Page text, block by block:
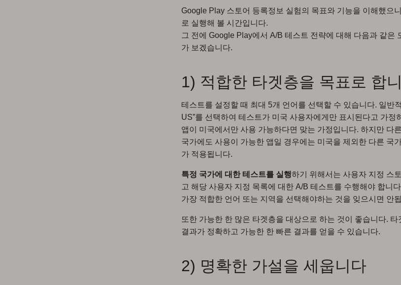
Google Play 스토어 등록정보 실험의 목표와 기능을 이해했으
로 실행해 볼 시간입니다.
그 전에 Google Play에서 A/B 테스트 전략에 대해 다음과 같은
가 보겠습니다.
1) 적합한 타겟층을 목표로 합
테스트를 설정할 때 최대 5개 언어를 선택할 수 있습니다. 일반
US”를 선택하여 테스트가 미국 사용자에게만 표시된다고 가정
앱이 미국에서만 사용 가능하다면 맞는 가정입니다. 하지만 다
국가에도 사용이 가능한 앱일 경우에는 미국을 제외한 다른 국
가 적용됩니다.
특정 국가에 대한 테스트를 실행하기 위해서는 사용자 지정 스
고 해당 사용자 지정 목록에 대한 A/B 테스트를 수행해야 합니
가장 적합한 언어 또는 지역을 선택해야하는 것을 잊으시면 안
또한 가능한 한 많은 타겟층을 대상으로 하는 것이 좋습니다.
결과가 정확하고 가능한 한 빠른 결과를 얻을 수 있습니다.
2) 명확한 가설을 세웁니다